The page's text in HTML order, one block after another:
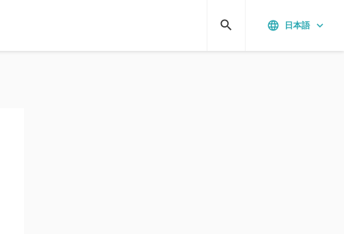
language 日本語 keyboard_arrow_down
search